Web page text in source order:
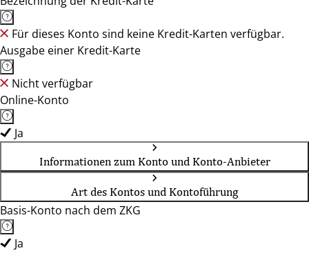
Für dieses Konto sind keine Kredit-Karten verfügbar.
Ausgabe einer Kredit-Karte
Nicht verfügbar
Online-Konto
Ja
Informationen zum Konto und Konto-Anbieter
Art des Kontos und Kontoführung
Basis-Konto nach dem ZKG
Ja